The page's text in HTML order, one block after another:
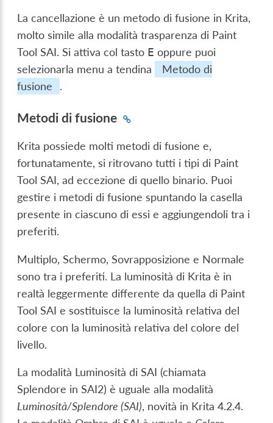
La cancellazione è un metodo di fusione in Krita,
molto simile alla modalità trasparenza di Paint
Tool SAI. Si attiva col tasto E oppure puoi
selezionarla menu a tendina
Metodo di
fusione
.
Metodi di fusione
Krita possiede molti metodi di fusione e,
fortunatamente, si ritrovano tutti i tipi di Paint
Tool SAI, ad eccezione di quello binario. Puoi
gestire i metodi di fusione spuntando la casella
presente in ciascuno di essi e aggiungendoli tra i
preferiti.
Multiplo, Schermo, Sovrapposizione e Normale
sono tra i preferiti. La luminosità di Krita è in
realtà leggermente differente da quella di Paint
Tool SAI e sostituisce la luminosità relativa del
colore con la luminosità relativa del colore del
livello.
La modalità Luminosità di SAI (chiamata
Splendore in SAI2) è uguale alla modalità
Luminosità/Splendore (SAI), novità in Krita 4.2.4.